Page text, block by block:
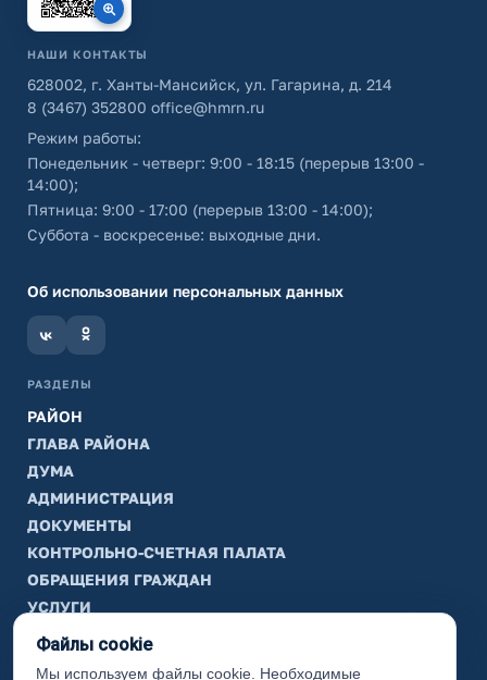
НАШИ КОНТАКТЫ
628002, г. Ханты-Мансийск, ул. Гагарина, д. 214
8 (3467) 352800 office@hmrn.ru
Режим работы:
Понедельник - четверг: 9:00 - 18:15 (перерыв 13:00 -
14:00);
Пятница: 9:00 - 17:00 (перерыв 13:00 - 14:00);
Суббота - воскресенье: выходные дни.
Об использовании персональных данных
РАЗДЕЛЫ
РАЙОН
ГЛАВА РАЙОНА
ДУМА
АДМИНИСТРАЦИЯ
ДОКУМЕНТЫ
КОНТРОЛЬНО-СЧЕТНАЯ ПАЛАТА
ОБРАЩЕНИЯ ГРАЖДАН
УСЛУГИ
ТИК
ИНФОРМАЦИЯ
Файлы cookie
Мы используем файлы cookie. Необходимые